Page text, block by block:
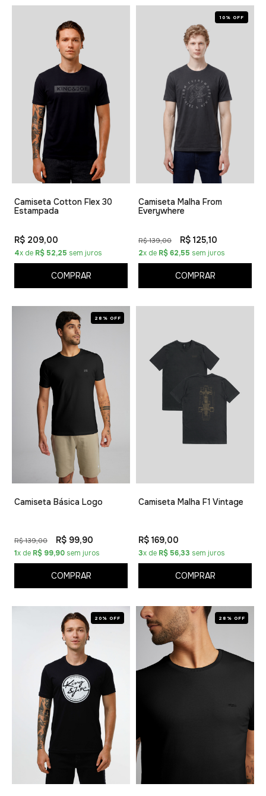
Camiseta Cotton Flex 30
Estampada
R$ 209,00
4x de R$ 52,25 sem juros
COMPRAR
10% OFF
Camiseta Malha From
Everywhere
R$ 139,00 R$ 125,10
2x de R$ 62,55 sem juros
COMPRAR
28% OFF
Camiseta Básica Logo
R$ 139,00 R$ 99,90
1x de R$ 99,90 sem juros
COMPRAR
Camiseta Malha F1 Vintage
R$ 169,00
3x de R$ 56,33 sem juros
COMPRAR
20% OFF 28% OFF